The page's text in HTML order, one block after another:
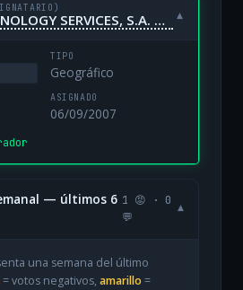
COLT TECHNOLOGY SERVICES, S.A. UNIPERSONAL ▾
TIPO
Geográfico
ASIGNADO
06/09/2007
— últimos 6 1 😡 · 0
💬
▾
una semana del último
= votos negativos, amarillo =